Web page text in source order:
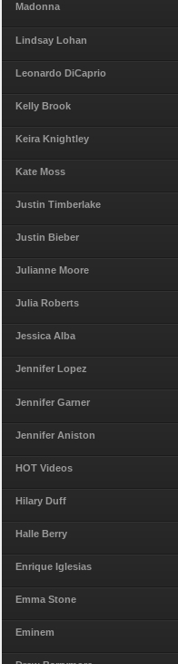
Madonna
Lindsay Lohan
Leonardo DiCaprio
Kelly Brook
Keira Knightley
Kate Moss
Justin Timberlake
Justin Bieber
Julianne Moore
Julia Roberts
Jessica Alba
Jennifer Lopez
Jennifer Garner
Jennifer Aniston
HOT Videos
Hilary Duff
Halle Berry
Enrique Iglesias
Emma Stone
Eminem